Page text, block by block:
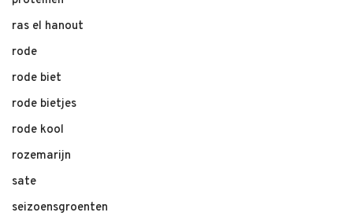
ras el hanout
rode
rode biet
rode bietjes
rode kool
rozemarijn
sate
seizoensgroenten